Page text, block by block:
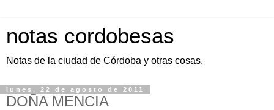
notas cordobesas
Notas de la ciudad de Córdoba y otras cosas.
lunes, 22 de agosto de 2011
DOÑA MENCIA